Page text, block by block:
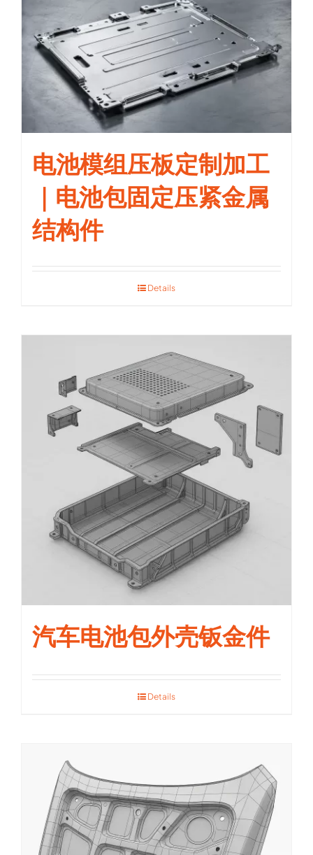
电池模组压板定制加工
｜电池包固定压紧金属
结构件
Details
汽车电池包外壳钣金件
Details